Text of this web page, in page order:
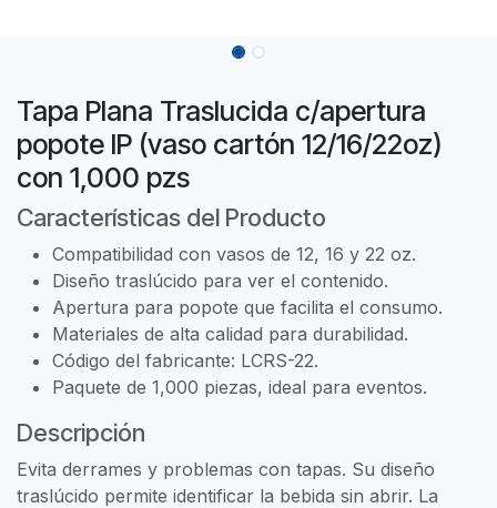
Tapa Plana Traslucida c/apertura
popote IP (vaso cartón 12/16/22oz)
con 1,000 pzs
Características del Producto
Compatibilidad con vasos de 12, 16 y 22 oz.
Diseño traslúcido para ver el contenido.
Apertura para popote que facilita el consumo.
Materiales de alta calidad para durabilidad.
Código del fabricante: LCRS-22.
Paquete de 1,000 piezas, ideal para eventos.
Descripción
Evita derrames y problemas con tapas. Su diseño
traslúcido permite identificar la bebida sin abrir. La